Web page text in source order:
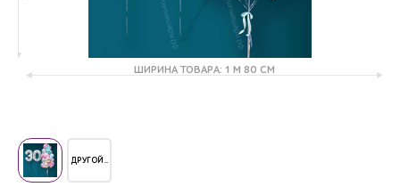
ШИРИНА ТОВАРА: 1 М 80 СМ
ДРУГОЙ..